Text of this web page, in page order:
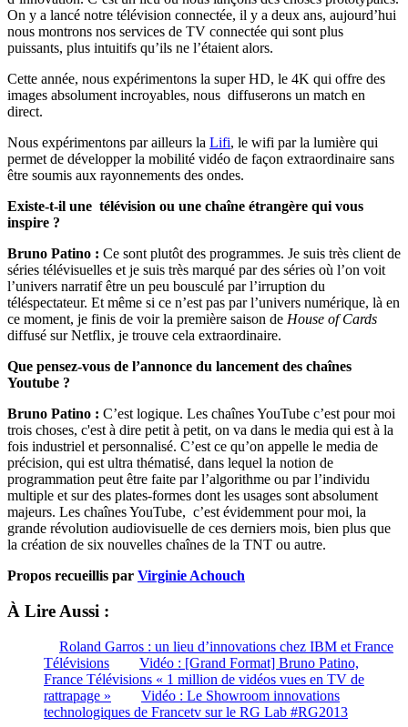
On y a lancé notre télévision connectée, il y a deux ans, aujourd’hui
nous montrons nos services de TV connectée qui sont plus
puissants, plus intuitifs qu’ils ne l’étaient alors.
Cette année, nous expérimentons la super HD, le 4K qui offre des
images absolument incroyables, nous diffuserons un match en
direct.
Nous expérimentons par ailleurs la Lifi, le wifi par la lumière qui
permet de développer la mobilité vidéo de façon extraordinaire sans
être soumis aux rayonnements des ondes.
Existe-t-il une télévision ou une chaîne étrangère qui vous
inspire ?
Bruno Patino : Ce sont plutôt des programmes. Je suis très client de
séries télévisuelles et je suis très marqué par des séries où l’on voit
l’univers narratif être un peu bousculé par l’irruption du
téléspectateur. Et même si ce n’est pas par l’univers numérique, là en
ce moment, je finis de voir la première saison de House of Cards
diffusé sur Netflix, je trouve cela extraordinaire.
Que pensez-vous de l’annonce du lancement des chaînes
Youtube ?
Bruno Patino : C’est logique. Les chaînes YouTube c’est pour moi
trois choses, c'est à dire petit à petit, on va dans le media qui est à la
fois industriel et personnalisé. C’est ce qu’on appelle le media de
précision, qui est ultra thématisé, dans lequel la notion de
programmation peut être faite par l’algorithme ou par l’individu
multiple et sur des plates-formes dont les usages sont absolument
majeurs. Les chaînes YouTube, c’est évidemment pour moi, la
grande révolution audiovisuelle de ces derniers mois, bien plus que
la création de six nouvelles chaînes de la TNT ou autre.
Propos recueillis par Virginie Achouch
À Lire Aussi :
Roland Garros : un lieu d’innovations chez IBM et France
Télévisions
Vidéo : [Grand Format] Bruno Patino,
France Télévisions « 1 million de vidéos vues en TV de
rattrapage »
Vidéo : Le Showroom innovations
technologiques de Francetv sur le RG Lab #RG2013